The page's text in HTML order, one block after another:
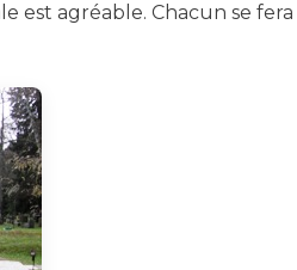
est agréable. Chacun se fera